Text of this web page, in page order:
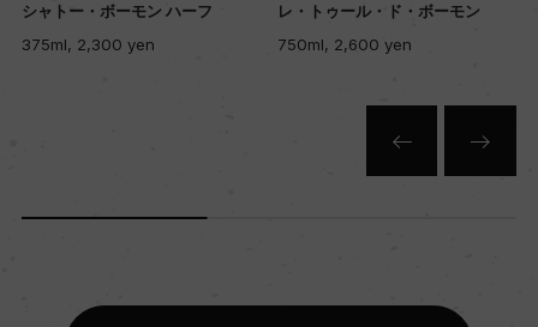
シャトー・ボーモン ハーフ
375ml, 2,300 yen
レ・トゥール・ド・ボーモン
750ml, 2,600 yen